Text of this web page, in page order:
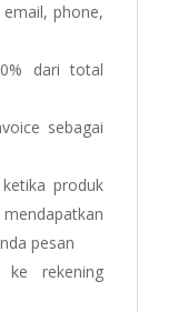
phone,
dari total
sebagai
produk
pesan
ke rekening